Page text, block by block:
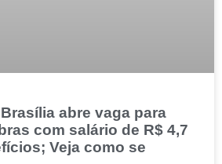
abre vaga para
com salário de R$ 4,7
Veja como se